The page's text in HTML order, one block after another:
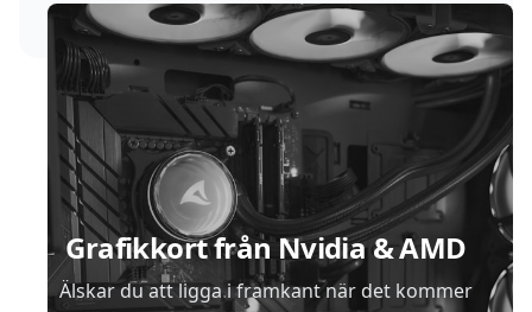
Grafikkort från Nvidia & AMD
Älskar du att ligga i framkant när det kommer